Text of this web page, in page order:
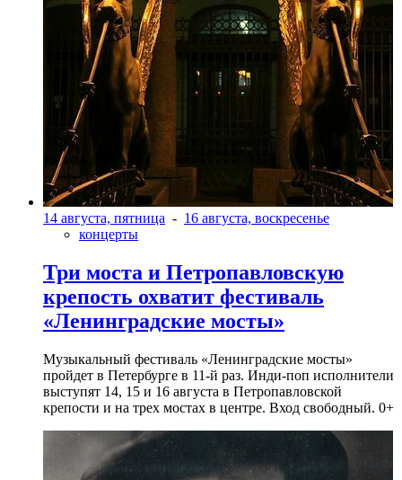
14 августа, пятница - 16 августа, воскресенье
концерты
Три моста и Петропавловскую
крепость охватит фестиваль
«Ленинградские мосты»
Музыкальный фестиваль «Ленинградские мосты»
пройдет в Петербурге в 11-й раз. Инди-поп исполнители
выступят 14, 15 и 16 августа в Петропавловской
крепости и на трех мостах в центре. Вход свободный. 0+